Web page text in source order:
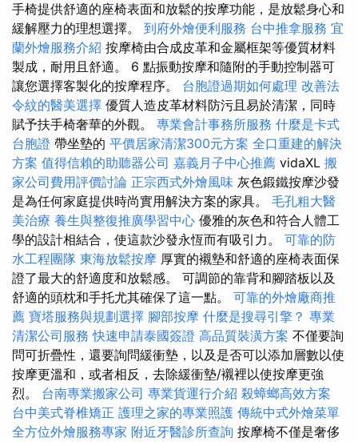
手椅提供舒適的座椅表面和放鬆的按摩功能，是放鬆身心和
緩解壓力的理想選擇。 到府外燴便利服務 台中推拿服務 宜
蘭外燴服務介紹 按摩椅由合成皮革和金屬框架等優質材料
製成，耐用且舒適。 6 點振動按摩和隨附的手動控制器可
讓您選擇客製化的按摩程序。 台胞證過期如何處理 改善法
令紋的醫美選擇 優質人造皮革材料防污且易於清潔，同時
賦予扶手椅奢華的外觀。 專業會計事務所服務 什麼是卡式
台胞證 帶坐墊的 平價居家清潔300元方案 全口重建的解決
方案 值得信賴的助聽器公司 嘉義月子中心推薦 vidaXL 搬
家公司費用評價討論 正宗西式外燴風味 灰色鍛鐵按摩沙發
是為任何家庭提供時尚實用解決方案的家具。 毛孔粗大醫
美治療 養生與整復推廣學習中心 優雅的灰色和符合人體工
學的設計相結合，使這款沙發永恆而有吸引力。 可靠的防
水工程團隊 東海放鬆按摩 厚實的襯墊和舒適的座椅表面保
證了最大的舒適度和放鬆感。 可調節的靠背和腳踏板以及
舒適的頭枕和手托尤其確保了這一點。 可靠的外燴廠商推
薦 寶塔服務與規劃選擇 腳部按摩 什麼是搜尋引擎？ 專業
清潔公司服務 快速申請泰國簽證 高品質裝潢方案 不僅要詢
問可折疊性，還要詢問緩衝墊，以及是否可以添加層數以使
按摩更溫和，或者相反，去除緩衝墊/襯裡以使按摩更強
烈。 台南專業搬家公司 專業貨運行介紹 殺蟑螂高效方案
台中美式脊椎矯正 護理之家的專業照護 傳統中式外燴菜單
全方位外燴服務專家 附近牙醫診所查詢 按摩椅不僅是奢侈